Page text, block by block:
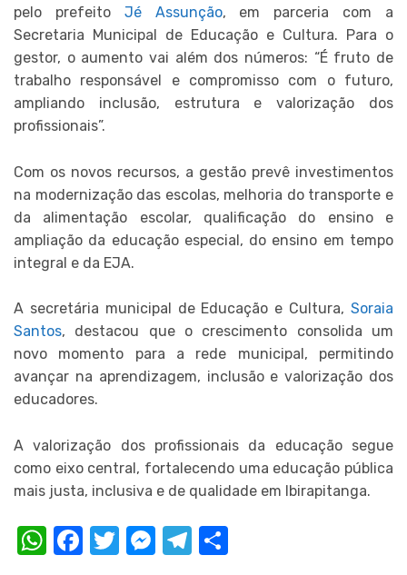
pelo prefeito Jé Assunção, em parceria com a
Secretaria Municipal de Educação e Cultura. Para o
gestor, o aumento vai além dos números: “É fruto de
trabalho responsável e compromisso com o futuro,
ampliando inclusão, estrutura e valorização dos
profissionais”.
Com os novos recursos, a gestão prevê investimentos
na modernização das escolas, melhoria do transporte e
da alimentação escolar, qualificação do ensino e
ampliação da educação especial, do ensino em tempo
integral e da EJA.
A secretária municipal de Educação e Cultura, Soraia
Santos, destacou que o crescimento consolida um
novo momento para a rede municipal, permitindo
avançar na aprendizagem, inclusão e valorização dos
educadores.
A valorização dos profissionais da educação segue
como eixo central, fortalecendo uma educação pública
mais justa, inclusiva e de qualidade em Ibirapitanga.
WhatsApp
Facebook
Twitter
Messenger
Telegram